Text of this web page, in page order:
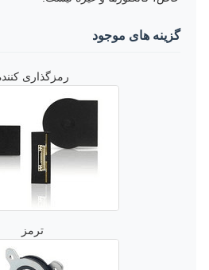
گزینه های موجود
رمزگذاری کننده
ترمز